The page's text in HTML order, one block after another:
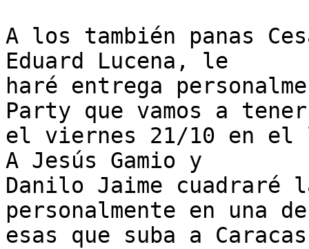
A los también panas
Eduard Lucena, le
haré entrega
Party que vamos a
el viernes 21/10 en el
A Jesús Gamio y
Danilo Jaime cuadraré
personalmente en una
esas que suba a